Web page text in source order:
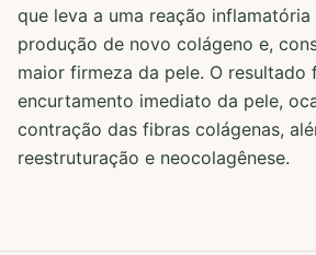
que leva a uma reação inflamatória
produção de novo colágeno e,
maior firmeza da pele. O resultado
encurtamento imediato da pele,
contração das fibras colágenas,
reestruturação e neocolagênese.